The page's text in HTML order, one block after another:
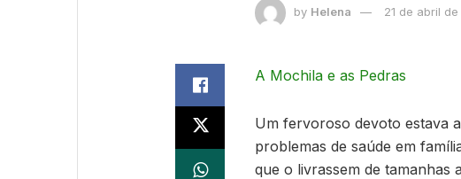
by Helena 21 de abril de
A Mochila e as Pedras
Um fervoroso devoto estava
problemas de saúde em
que o livrassem de tamanhas